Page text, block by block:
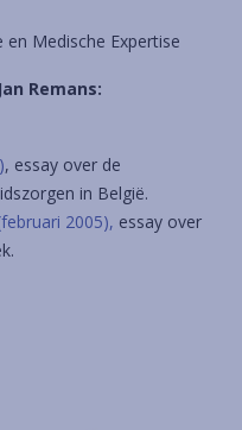
en Medische Expertise
Remans:
, essay over de
in België.
2005), essay over